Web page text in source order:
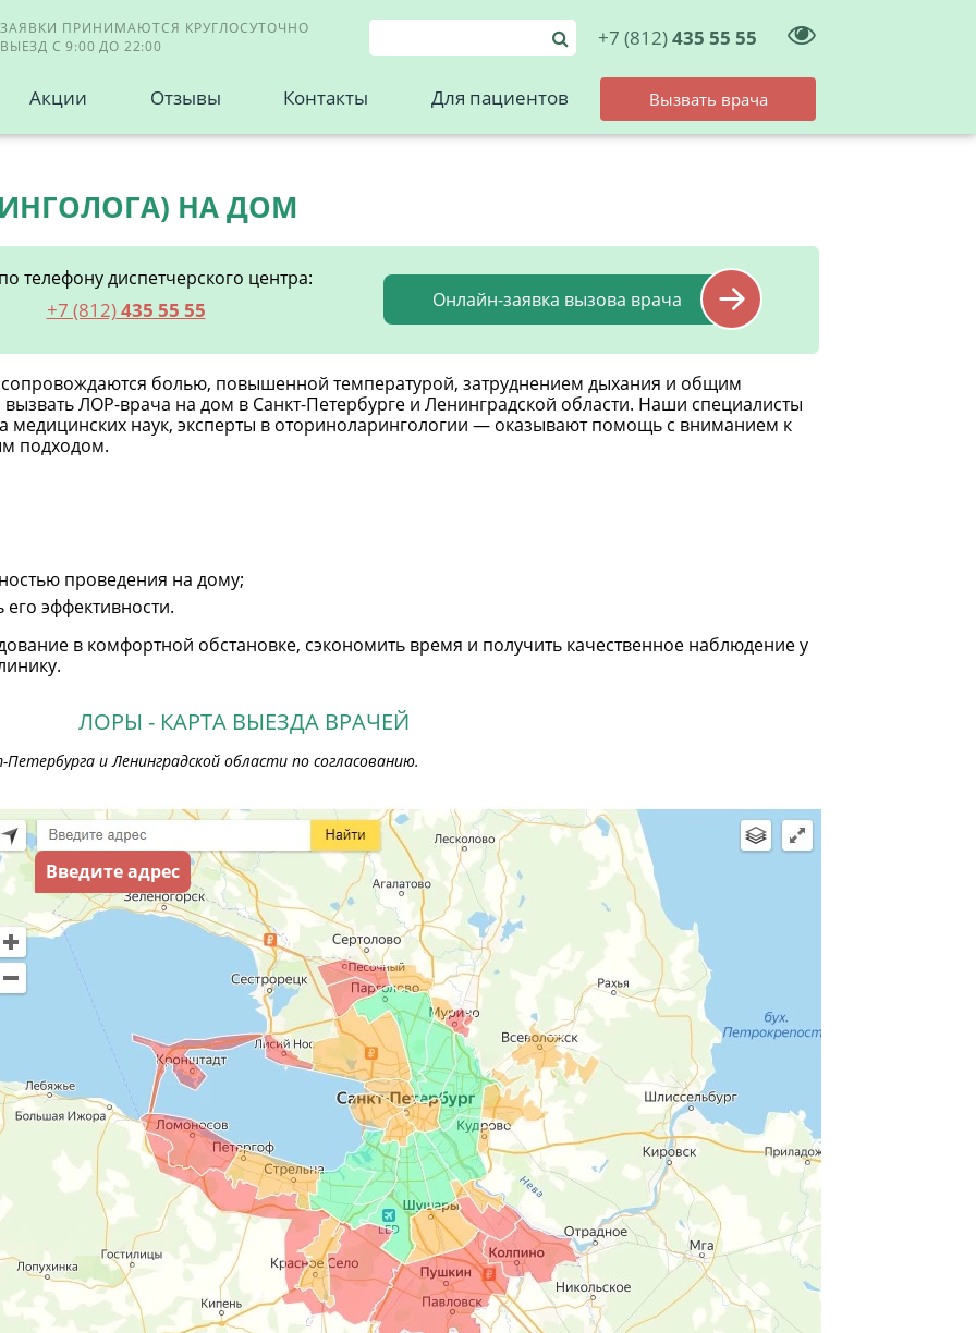
ЗАЯВКИ ПРИНИМАЮТСЯ КРУГЛОСУТОЧНО
ВЫЕЗД С 9:00 ДО 22:00
+7 (812)435 55 55
Акции Отзывы Контакты Для пациентов Вызвать врача
НА ДОМ
телефону диспетчерского центра:
+7 (812)435 55 55 Онлайн-заявка вызова врача
сопровождаются болью, повышенной температурой, затруднением дыхания и общим
ЛОР-врача на дом в Санкт-Петербурге и Ленинградской области. Наши специалисты
медицинских наук, эксперты в оториноларингологии — оказывают помощь с вниманием к
подходом.
проведения на дому;
эффективности.
в комфортной обстановке, сэкономить время и получить качественное наблюдение у
ЛОРЫ - КАРТА ВЫЕЗДА ВРАЧЕЙ
и Ленинградской области по согласованию.
Введите адрес